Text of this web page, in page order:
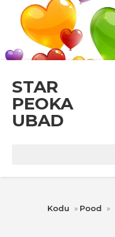
STAR
PEOKA
UBAD
Kodu » Pood »